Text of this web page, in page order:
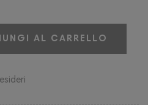
AL CARRELLO